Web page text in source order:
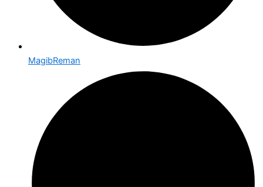
MagibReman